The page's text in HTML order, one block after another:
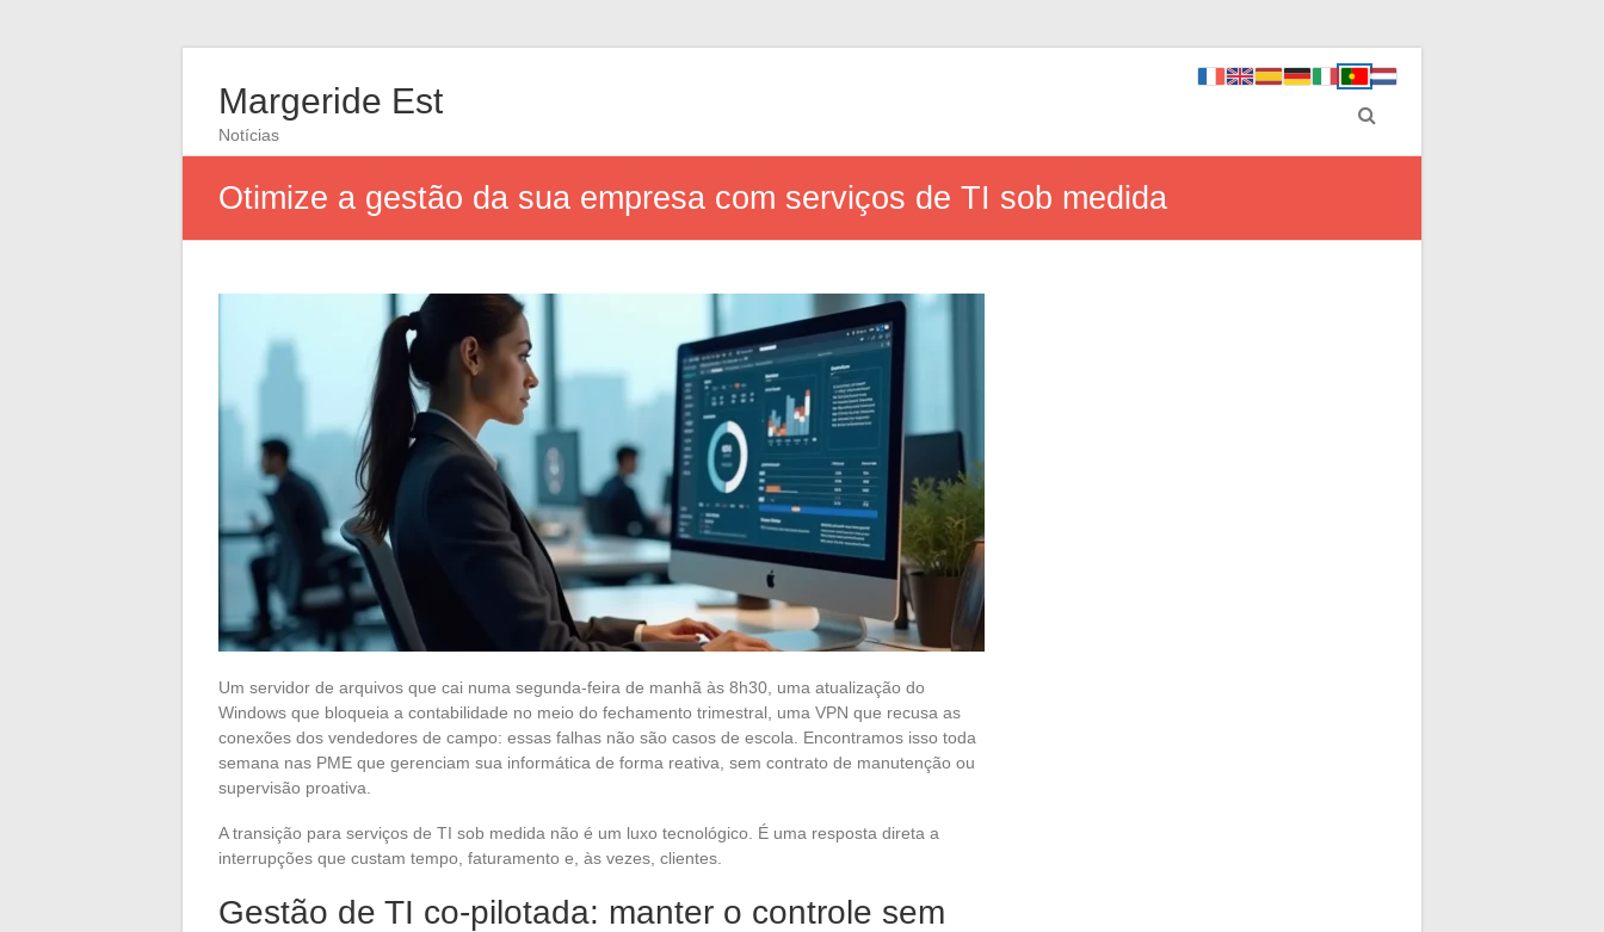
Margeride Est
Notícias
Otimize a gestão da sua empresa com serviços de TI sob medida
Um servidor de arquivos que cai numa segunda-feira de manhã às 8h30, uma atualização do
Windows que bloqueia a contabilidade no meio do fechamento trimestral, uma VPN que recusa as
conexões dos vendedores de campo: essas falhas não são casos de escola. Encontramos isso toda
semana nas PME que gerenciam sua informática de forma reativa, sem contrato de manutenção ou
supervisão proativa.
A transição para serviços de TI sob medida não é um luxo tecnológico. É uma resposta direta a
interrupções que custam tempo, faturamento e, às vezes, clientes.
Gestão de TI co-pilotada: manter o controle sem